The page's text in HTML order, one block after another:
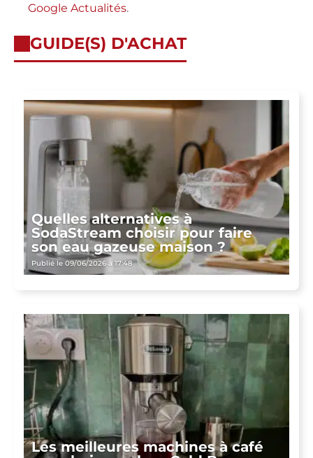
Google Actualités.
GUIDE(S) D'ACHAT
Quelles alternatives à
SodaStream choisir pour faire
son eau gazeuse maison ?
Publié le 09/06/2026 à 17:48
Les meilleures machines à café